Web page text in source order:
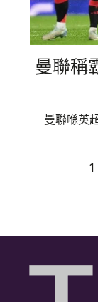
曼聯稱
曼聯喺英
1